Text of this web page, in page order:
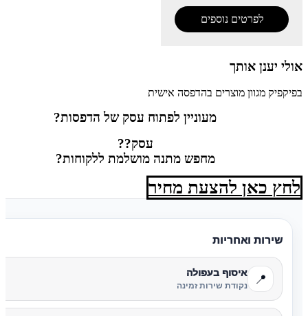
לפרטים נוספים
אולי יענן אותך
בפיקפיק מגוון מוצרים בהדפסה אישית
מעוניין לפתוח עסק של הדפסות?
עסק??
מחפש מתנה מושלמת ללקוחות?
לחץ כאן להצעת מחיר
שירות ואחריות
📍 איסוף בעפולה
נקודת שירות זמינה